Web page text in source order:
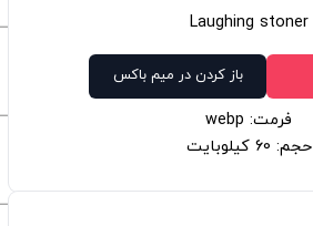
Laughing stoner
باز کردن در میم باکس
فرمت: webp
حجم: 60 کیلوبایت